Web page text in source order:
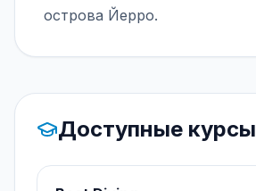
острова Йерро.
Доступные курсы